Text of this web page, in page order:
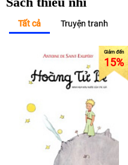
Tất cả Truyện tranh
15%